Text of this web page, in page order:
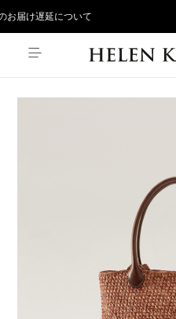
届け遅延について